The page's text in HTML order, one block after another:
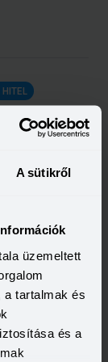
A sütikről
üzemeltett
a tartalmak és
és a